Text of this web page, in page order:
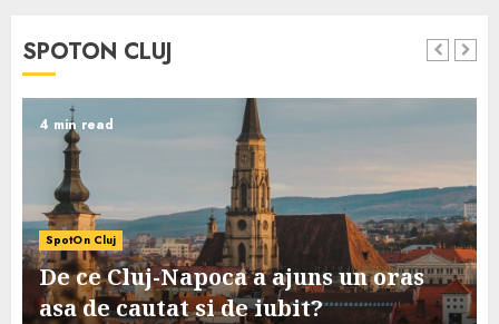
SPOTON CLUJ
4 min read
SpotOn Cluj
De ce Cluj-Napoca a ajuns un oras
asa de cautat si de iubit?